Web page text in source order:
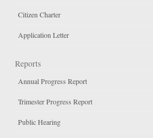
Citizen Charter
Application Letter
Reports
Annual Progress Report
Trimester Progress Report
Public Hearing